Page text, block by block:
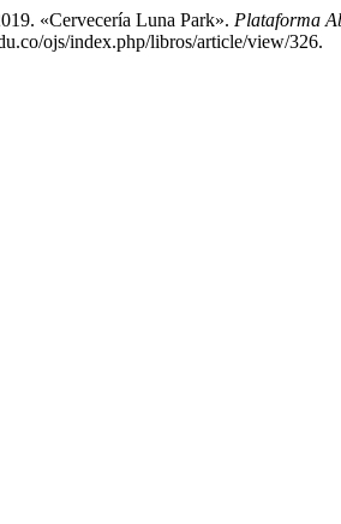
«Cervecería Luna Park». Plataforma
ojs/index.php/libros/article/view/326.